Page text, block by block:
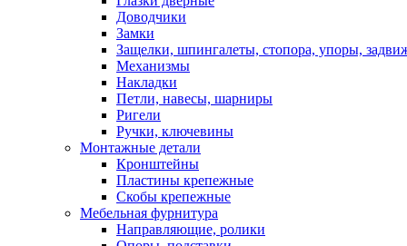
Доводчики
Замки
Защелки, шпингалеты, стопора, упоры,
Механизмы
Накладки
Петли, навесы, шарниры
Ригели
Ручки, ключевины
Монтажные детали
Кронштейны
Пластины крепежные
Скобы крепежные
Мебельная фурнитура
Направляющие, ролики